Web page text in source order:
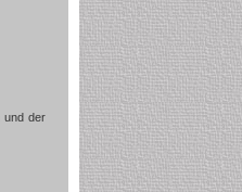
und der